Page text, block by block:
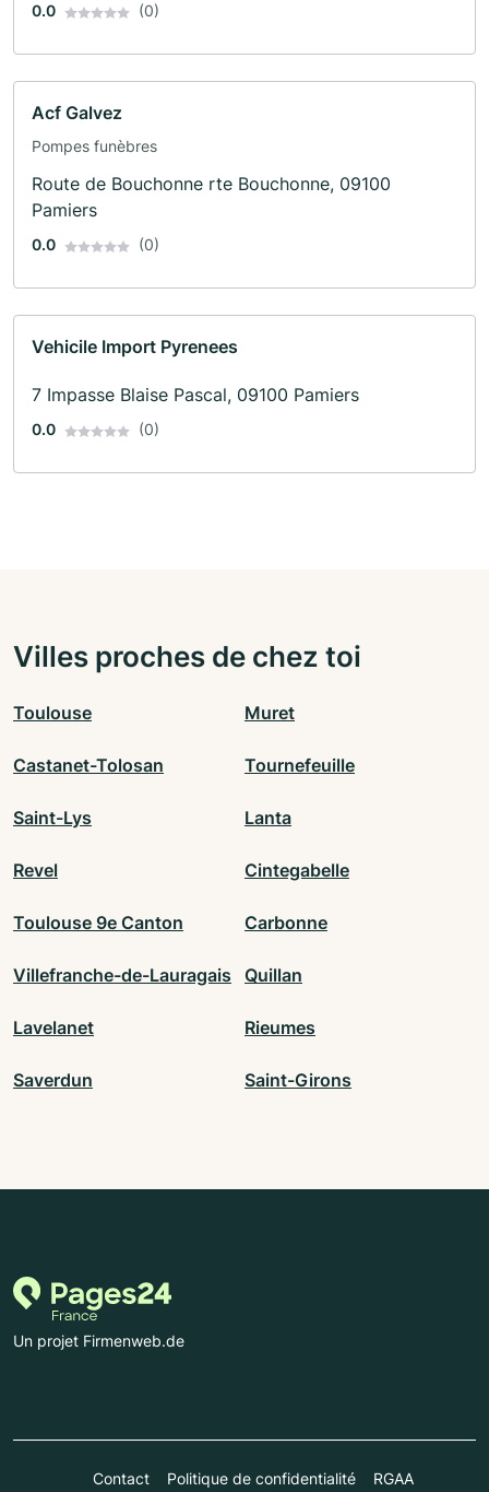
0.0 (0)
Acf Galvez
Pompes funèbres
Route de Bouchonne rte Bouchonne, 09100
Pamiers
0.0 (0)
Vehicile Import Pyrenees
7 Impasse Blaise Pascal, 09100 Pamiers
0.0 (0)
Villes proches de chez toi
Toulouse Muret
Castanet-Tolosan Tournefeuille
Saint-Lys Lanta
Revel Cintegabelle
Toulouse 9e Canton Carbonne
Villefranche-de-Lauragais Quillan
Lavelanet Rieumes
Saverdun Saint-Girons
Un projet Firmenweb.de
Contact Politique de confidentialité RGAA